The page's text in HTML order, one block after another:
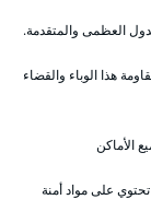
العظمى والمتقدمة.
هذا الوباء والقضاء
الأماكن
على مواد أمنة